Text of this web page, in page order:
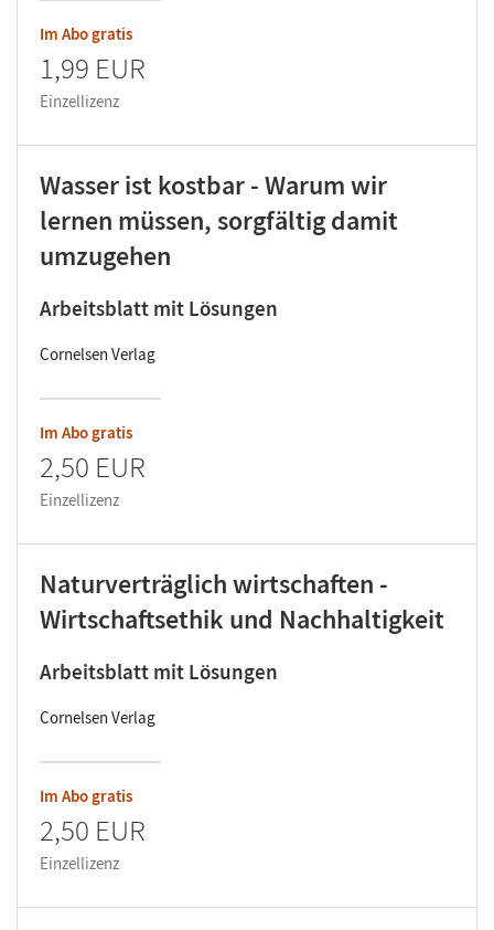
Im Abo gratis
1,99 EUR
Einzellizenz
Wasser ist kostbar - Warum wir
lernen müssen, sorgfältig damit
umzugehen
Arbeitsblatt mit Lösungen
Cornelsen Verlag
Im Abo gratis
2,50 EUR
Einzellizenz
Naturverträglich wirtschaften -
Wirtschaftsethik und Nachhaltigkeit
Arbeitsblatt mit Lösungen
Cornelsen Verlag
Im Abo gratis
2,50 EUR
Einzellizenz